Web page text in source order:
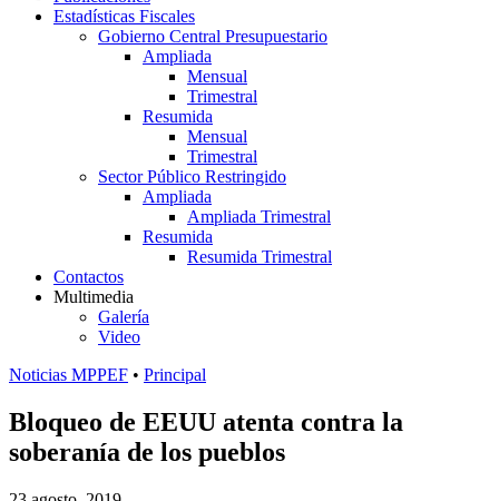
Estadísticas Fiscales
Gobierno Central Presupuestario
Ampliada
Mensual
Trimestral
Resumida
Mensual
Trimestral
Sector Público Restringido
Ampliada
Ampliada Trimestral
Resumida
Resumida Trimestral
Contactos
Multimedia
Galería
Video
Noticias MPPEF • Principal
Bloqueo de EEUU atenta contra la
soberanía de los pueblos